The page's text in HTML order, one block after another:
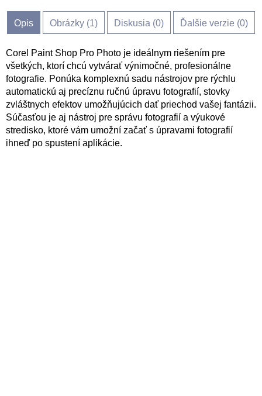
Opis Obrázky (1) Diskusia (0) Ďalšie verzie (0)
Corel Paint Shop Pro Photo je ideálnym riešením pre
všetkých, ktorí chcú vytvárať výnimočné, profesionálne
fotografie. Ponúka komplexnú sadu nástrojov pre rýchlu
automatickú aj precíznu ručnú úpravu fotografií, stovky
zvláštnych efektov umožňujúcich dať priechod vašej fantázii.
Súčasťou je aj nástroj pre správu fotografií a výukové
stredisko, ktoré vám umožní začať s úpravami fotografií
ihneď po spustení aplikácie.